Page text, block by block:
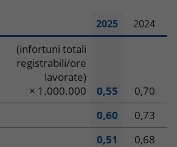
2025 2024
(infortuni totali
registrabili/ore
lavorate)
× 1.000.000
0,55
0,70
0,60
0,73
0,51
0,68